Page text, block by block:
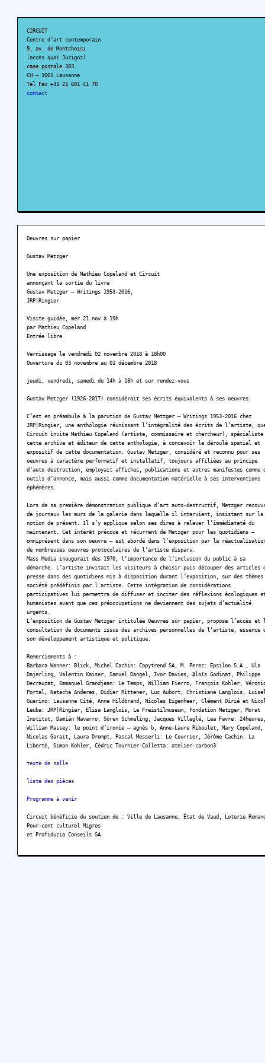
CIRCUIT
Centre d’art contemporain
9, av. de Montchoisi
(accès quai Jurigoz)
case postale 303
CH – 1001 Lausanne
Tel Fax +41 21 601 41 70
contact
Oeuvres sur papier
Gustav Metzger
Une exposition de Mathieu Copeland et Circuit
annonçant la sortie du livre
Gustav Metzger – Writings 1953-2016,
JRP|Ringier
Visite guidée, mer 21 nov à 19h
par Mathieu Copeland
Entrée libre
Vernissage le vendredi 02 novembre 2018 à 18h00
Ouverture du 03 novembre au 01 décembre 2018
jeudi, vendredi, samedi de 14h à 18h et sur rendez-vous
Gustav Metzger (1926-2017) considérait ses écrits équivalents à ses oeuvres.
C’est en préambule à la parution de Gustav Metzger – Writings 1953-2016 chez
JRP|Ringier, une anthologie réunissant l’intégralité des écrits de l’artiste,
Circuit invite Mathieu Copeland (artiste, commissaire et chercheur), spécialiste
cette archive et éditeur de cette anthologie, à concevoir le déroulé spatial et
expositif de cette documentation. Gustav Metzger, considéré et reconnu pour ses
oeuvres à caractère performatif et installatif, toujours affiliées au principe
d’auto destruction, employait affiches, publications et autres manifestes comme
outils d’annonce, mais aussi comme documentation matérielle à ses interventions
éphémères.
Lors de sa première démonstration publique d’art auto-destructif, Metzger
de journaux les murs de la galerie dans laquelle il intervient, insistant sur la
notion de présent. Il s’y applique selon ses dires à relever l’immédiateté du
maintenant. Cet intérêt précoce et récurrent de Metzger pour les quotidiens –
omniprésent dans son oeuvre – est abordé dans l’exposition par la
de nombreuses oeuvres protocolaires de l’artiste disparu.
Mass Media inaugurait dès 1970, l’importance de l’inclusion du public à sa
démarche. L’artiste invitait les visiteurs à choisir puis découper des articles
presse dans des quotidiens mis à disposition durant l’exposition, sur des thèmes
société prédéfinis par l'artiste. Cette intégration de considérations
participatives lui permettra de diffuser et inciter des réflexions écologiques
humanistes avant que ces préoccupations ne deviennent des sujets d’actualité
urgents.
L’exposition de Gustav Metzger intitulée Oeuvres sur papier, propose l’accès et
consultation de documents issus des archives personnelles de l’artiste, essence
son développement artistique et politique.
Remerciements à :
Barbara Wanner: Blick, Michel Cachin: Copytrend SA, M. Perez: Epsilon S.A., Ula
Dajerling, Valentin Kaiser, Samuel Dangel, Ivor Davies, Aloïs Godinat, Philippe
Decrauzat, Emmanuel Grandjean: Le Temps, William Fierro, François Kohler,
Portal, Natacha Anderes, Didier Rittener, Luc Aubort, Christiane Langlois,
Guarino: Lausanne Cité, Anne Hildbrand, Nicolas Eigenheer, Clément Dirié et
Leuba: JRP|Ringier, Elisa Langlois, Le Freistilmuseum, Fondation Metzger, Morat
Institut, Damián Navarro, Sören Schmeling, Jacques Villeglé, Lea Favre:
William Massey: le point d’ironie – agnès b, Anne-Laure Riboulet, Mary Copeland,
Nicolas Garait, Laura Drompt, Pascal Messerli: Le Courrier, Jérôme Cachin: La
Liberté, Simon Kohler, Cédric Tournier-Colletta: atelier-carbon3
texte de salle
liste des pièces
Programme à venir
Circuit bénéficie du soutien de : Ville de Lausanne, État de Vaud, Loterie
Pour-cent culturel Migros
et Profiducia Conseils SA